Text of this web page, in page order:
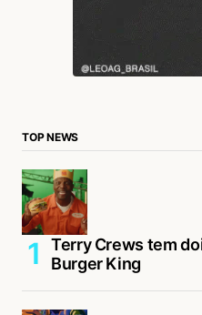
TOP NEWS
Terry Crews tem
Burger King